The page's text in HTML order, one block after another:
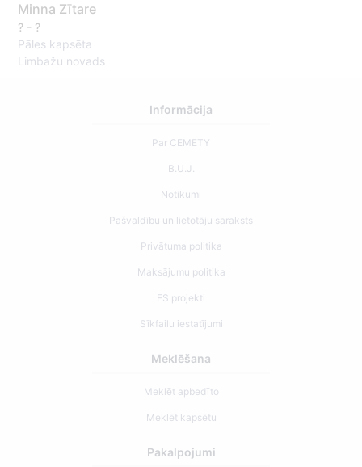
Minna Zītare
? - ?
Pāles kapsēta
Limbažu novads
Informācija
Par CEMETY
B.U.J.
Notikumi
Pašvaldību un lietotāju saraksts
Privātuma politika
Maksājumu politika
ES projekti
Sīkfailu iestatījumi
Meklēšana
Meklēt apbedīto
Meklēt kapsētu
Pakalpojumi